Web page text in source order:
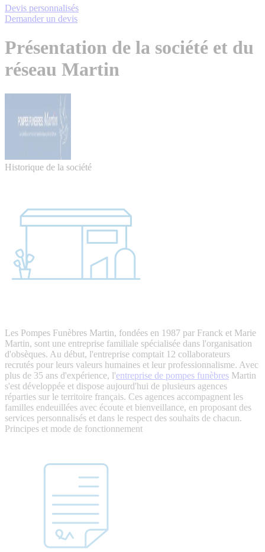
Devis personnalisés
Demander un devis
Présentation de la société et du
réseau Martin
Historique de la société
Les Pompes Funèbres Martin, fondées en 1987 par Franck et Marie
Martin, sont une entreprise familiale spécialisée dans l'organisation
d'obsèques. Au début, l'entreprise comptait 12 collaborateurs
recrutés pour leurs valeurs humaines et leur professionnalisme. Avec
plus de 35 ans d'expérience, l'entreprise de pompes funèbres Martin
s'est développée et dispose aujourd'hui de plusieurs agences
réparties sur le territoire français. Ces agences accompagnent les
familles endeuillées avec écoute et bienveillance, en proposant des
services personnalisés et dans le respect des souhaits de chacun.
Principes et mode de fonctionnement